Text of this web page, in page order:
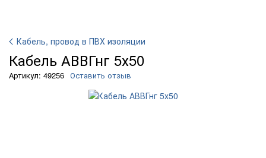
Кабель, провод в ПВХ изоляции
Кабель АВВГнг 5х50
Артикул: 49256 Оставить отзыв